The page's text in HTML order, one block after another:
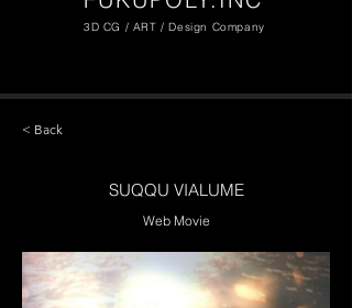
3D CG / ART / Design Company
< Back
SUQQU VIALUME
Web Movie